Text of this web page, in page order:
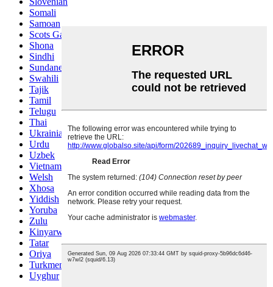
Somali
Samoan
Scots Gaelic
Shona
Sindhi
Sundanese
Swahili
Tajik
Tamil
Telugu
Thai
Ukrainian
Urdu
Uzbek
Vietnamese
Welsh
Xhosa
Yiddish
Yoruba
Zulu
Kinyarwanda
Tatar
Oriya
Turkmen
Uyghur